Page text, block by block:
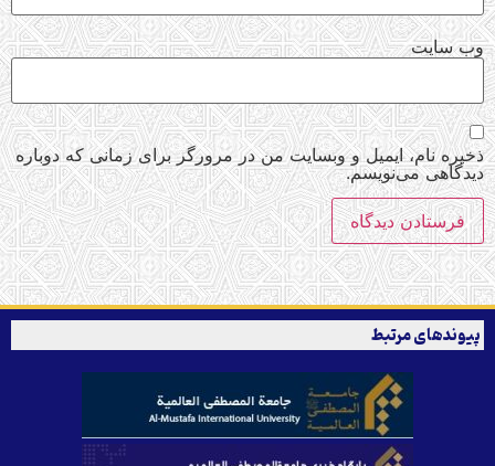
وب‌ سایت
ذخیره نام، ایمیل و وبسایت من در مرورگر برای زمانی که دوباره
دیدگاهی می‌نویسم.
پیوندهای مرتبط